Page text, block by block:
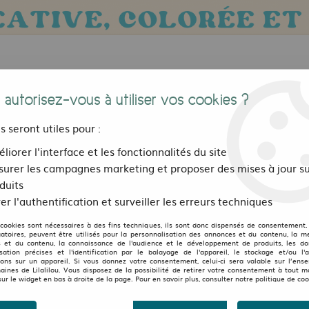
Bijoux, sacs et accessoires Pour les
>Boucles d'oreilles>Boucle d'oreille Losange Bleu
FREDILLON
Boucle d'oreille Losange
autorisez-vous à utiliser vos cookies ?
seront utiles pour :
l'interface et les fonctionnalités du site
les campagnes marketing et proposer des mises à jour
l'authentification et surveiller les erreurs techniques
sont nécessaires à des fins techniques, ils sont donc dispensés de
peuvent être utilisés pour la personnalisation des annonces et du contenu, la
et du contenu, la connaissance de l'audience et le développement de produits, les
précises et l'identification par le balayage de l'appareil, le stockage et/ou
sur un appareil. Si vous donnez votre consentement, celui-ci sera valable sur
de Lilalilou. Vous disposez de la possibilité de retirer votre consentement à tout
le widget en bas à droite de la page. Pour en savoir plus, consulter notre politique de